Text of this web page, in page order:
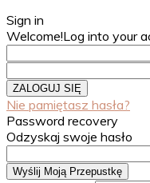
Sign in
Welcome!Log into your
Nie pamiętasz hasła?
Password recovery
Odzyskaj swoje hasło